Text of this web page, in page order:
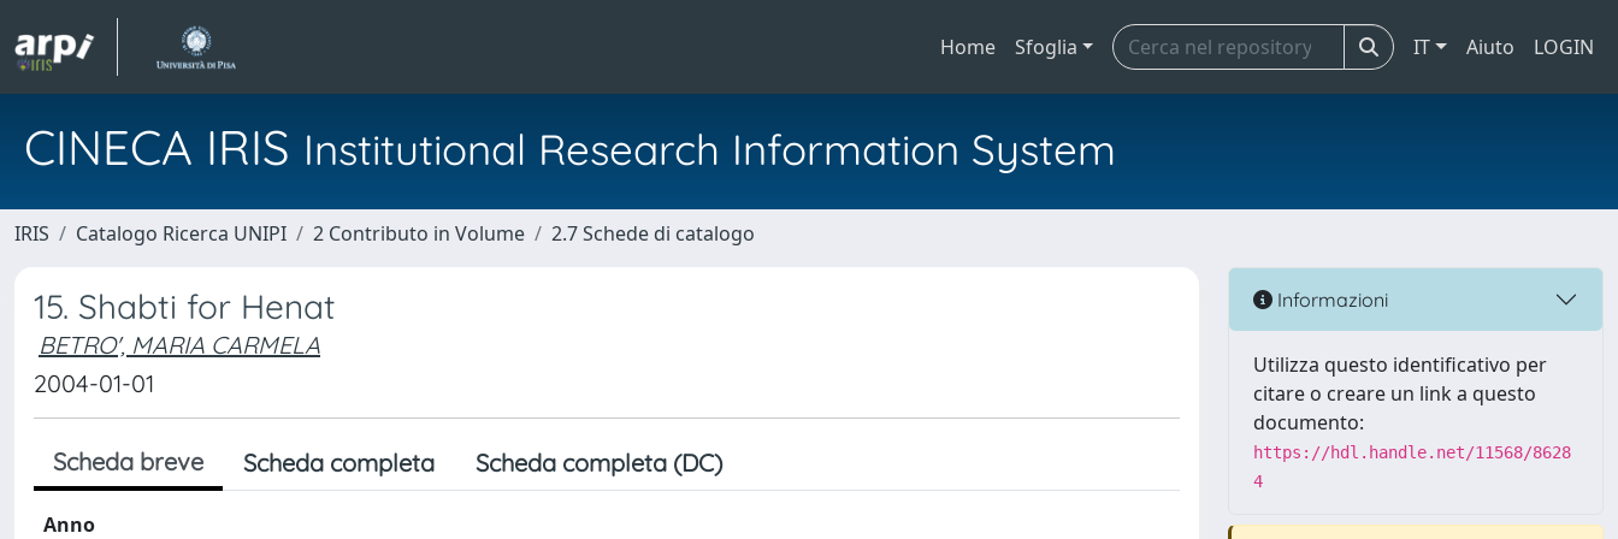
Home Sfoglia IT Aiuto LOGIN
CINECA IRIS Institutional Research Information System
IRIS Catalogo Ricerca UNIPI 2 Contributo in Volume 2.7 Schede di catalogo
15. Shabti for Henat
BETRO', MARIA CARMELA
2004-01-01
Scheda breve Scheda completa Scheda completa (DC)
Anno
Informazioni
Utilizza questo identificativo per
citare o creare un link a questo
documento:
https://hdl.handle.net/11568/8628
4